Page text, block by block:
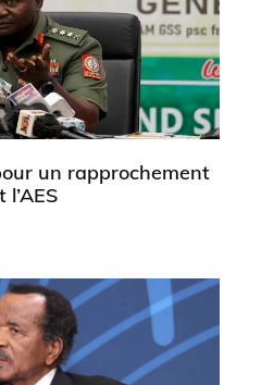
un rapprochement